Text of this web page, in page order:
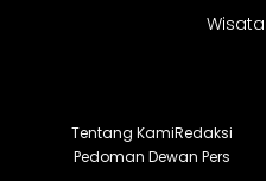
Wisata
Tentang KamiRedaksi
Pedoman Dewan Pers